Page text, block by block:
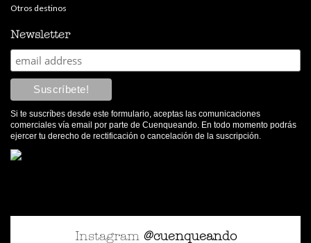
Otros destinos
Newsletter
Si te suscríbes desde este formulario, aceptas las comunicaciones
comerciales vía email por parte de Cuenqueando. En todo momento podrás
ejercer tu derecho de rectificación o cancelación de la suscripción.
Instagram @cuenqueando